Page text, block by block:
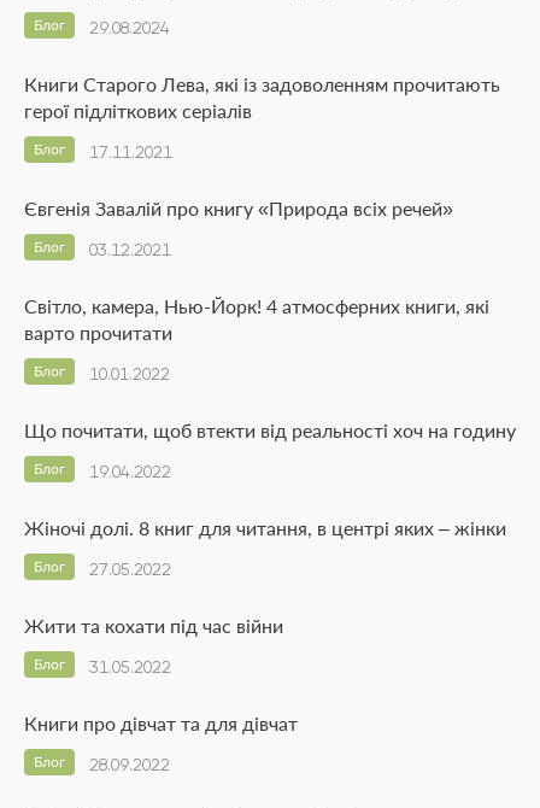
29.08.2024
Блог
Книги Старого Лева, які із задоволенням прочитають
герої підліткових серіалів
17.11.2021
Блог
Євгенія Завалій про книгу «Природа всіх речей»
03.12.2021
Блог
Світло, камера, Нью-Йорк! 4 атмосферних книги, які
варто прочитати
10.01.2022
Блог
Що почитати, щоб втекти від реальності хоч на годину
19.04.2022
Блог
Жіночі долі. 8 книг для читання, в центрі яких – жінки
27.05.2022
Блог
Жити та кохати під час війни
31.05.2022
Блог
Книги про дівчат та для дівчат
28.09.2022
Блог